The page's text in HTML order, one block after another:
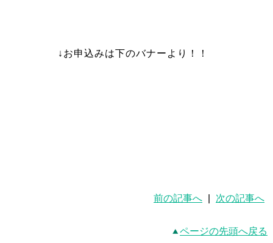
↓お申込みは下のバナーより！！
前の記事へ 次の記事へ
ページの先頭へ戻る